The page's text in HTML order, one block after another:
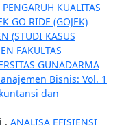
PENGARUH KUALITAS
GO RIDE (GOJEK)
(STUDI KASUS
FAKULTAS
GUNADARMA
Bisnis: Vol. 1
dan
, ANALISA EFISIENSI